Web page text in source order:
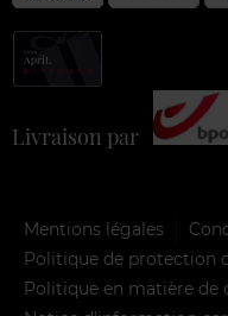
Livraison par
Mentions légales
Politique de protection
Politique en matière de